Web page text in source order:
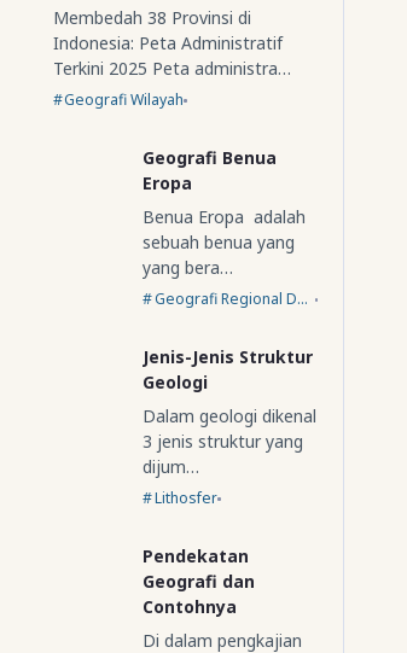
Membedah 38 Provinsi di
Indonesia: Peta Administratif
Terkini 2025 Peta administra…
Geografi Wilayah
Geografi Benua
Eropa
Benua Eropa adalah
sebuah benua yang
yang bera…
Geografi Regional Dunia
Jenis-Jenis Struktur
Geologi
Dalam geologi dikenal
3 jenis struktur yang
dijum…
Lithosfer
Pendekatan
Geografi dan
Contohnya
Di dalam pengkajian